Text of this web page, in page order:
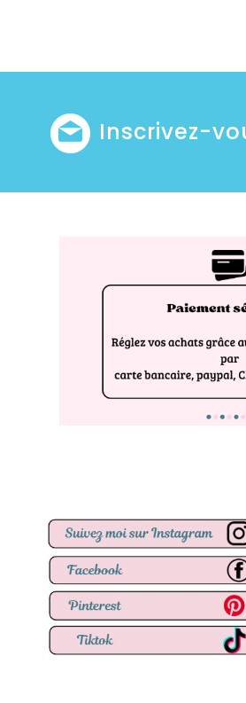
Inscrivez-